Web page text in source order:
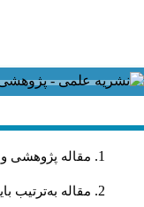
مقاله پژوهشی
مقاله به‌ترتیب